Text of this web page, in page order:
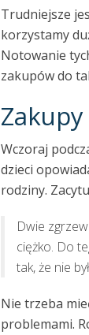
Trudniejsze
korzystamy
Notowanie
zakupów do
Wczoraj
dzieci
rodziny.
Dwie
ciężko. Do
tak, że nie
Nie trzeba
problemami.